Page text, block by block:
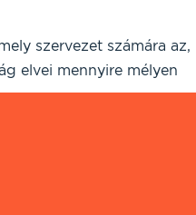
szervezet számára az,
elvei mennyire mélyen